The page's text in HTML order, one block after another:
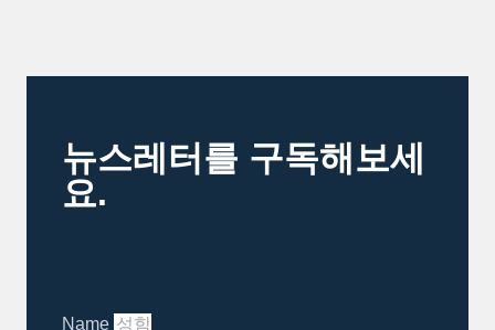
뉴스레터를 구독해보세
요.
Name